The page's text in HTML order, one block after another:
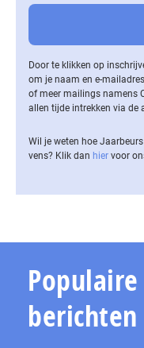
Door te klikken op
om je naam en e-
of meer mailings namens
allen tijde intrekken via de
Wil je weten hoe
vens? Klik dan hier voor
Populaire
berichten